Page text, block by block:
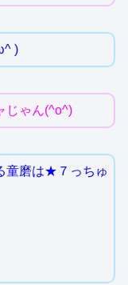
)
じゃん(^o^)
童磨は★７っちゅ